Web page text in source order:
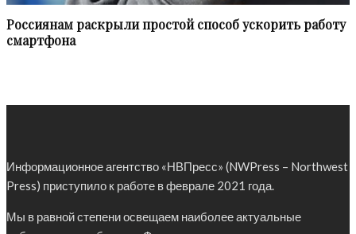
Россиянам раскрыли простой способ ускорить работу
смартфона
Информационное агентство «НВПресс» (NWPress – Northwest
Press) приступило к работе в феврале 2021 года.
Мы в равной степени освещаем наиболее актуальные